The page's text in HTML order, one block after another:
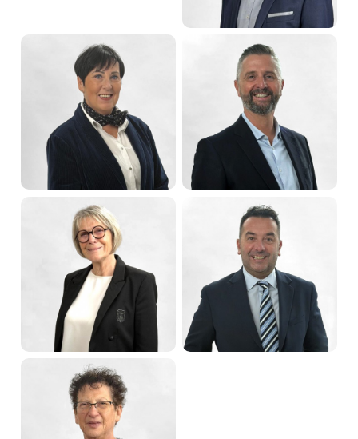
Isabelle PETER
Quatrième adjointe
Maxime TRITZ
Cinquième adjoint
Corinne THINNES
Sixième adjointe
Sébastien JUNG
Septième adjoint